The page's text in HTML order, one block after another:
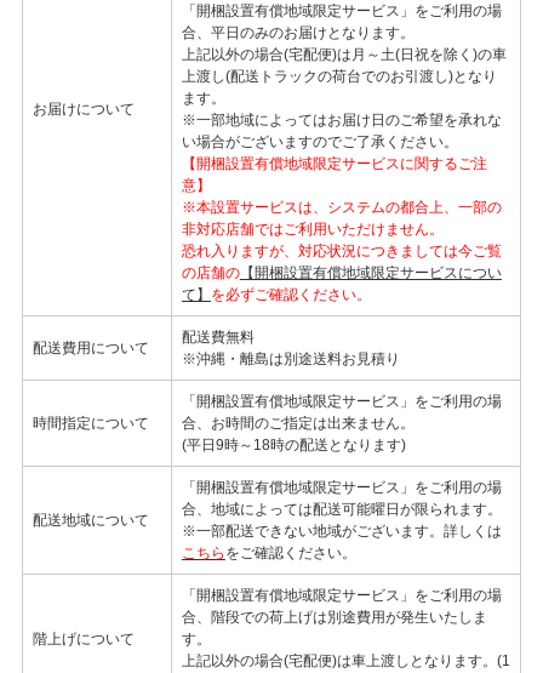
お届けについて
「開梱設置有償地域限定サービス」をご利用の場
合、平日のみのお届けとなります。
上記以外の場合(宅配便)は月～土(日祝を除く)の車
上渡し(配送トラックの荷台でのお引渡し)となり
ます。
※一部地域によってはお届け日のご希望を承れな
い場合がございますのでご了承ください。
【開梱設置有償地域限定サービスに関するご注
意】
※本設置サービスは、システムの都合上、一部の
非対応店舗ではご利用いただけません。
恐れ入りますが、対応状況につきましては今ご覧
の店舗の【開梱設置有償地域限定サービスについ
て】 を必ずご確認ください。
配送費用について
配送費無料
※沖縄・離島は別途送料お見積り
時間指定について
「開梱設置有償地域限定サービス」をご利用の場
合、お時間のご指定は出来ません。
(平日9時～18時の配送となります)
配送地域について
「開梱設置有償地域限定サービス」をご利用の場
合、地域によっては配送可能曜日が限られます。
※一部配送できない地域がございます。詳しくは
こちら をご確認ください。
階上げについて
「開梱設置有償地域限定サービス」をご利用の場
合、階段での荷上げは別途費用が発生いたしま
す。
上記以外の場合(宅配便)は車上渡しとなります。(1